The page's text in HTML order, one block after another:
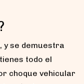
y se demuestra
todo el
choque vehicular